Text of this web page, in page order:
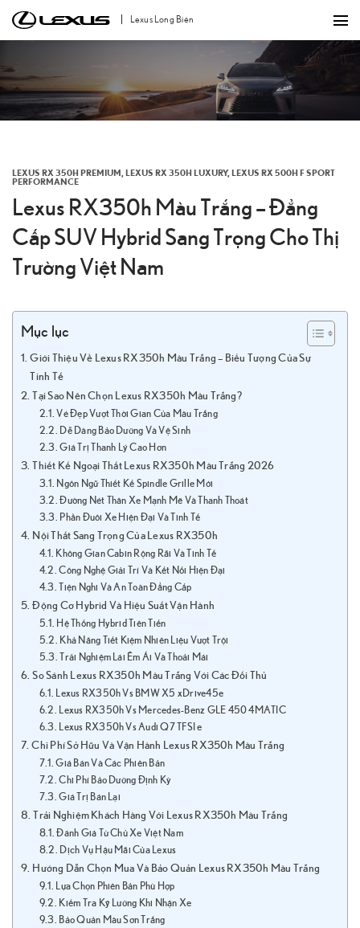
qua
dung
Lexus Long Biên
LEXUS RX 350H PREMIUM LEXUS RX 350H LUXURY,
LEXUS RX 500H F SPORT
PERFORMANCE
Lexus RX350h Màu Trắng – Đẳng
Cấp SUV Hybrid Sang Trọng Cho Thị
Trường Việt Nam
Mục lục
Giới Thiệu Về Lexus RX350h Màu Trắng – Biểu Tượng Của Sự
Tinh Tế
Tại Sao Nên Chọn Lexus RX350h Màu Trắng?
Vẻ Đẹp Vượt Thời Gian Của Màu Trắng
Dễ Dàng Bảo Dưỡng Và Vệ Sinh
Giá Trị Thanh Lý Cao Hơn
Thiết Kế Ngoại Thất Lexus RX350h Màu Trắng 2026
Ngôn Ngữ Thiết Kế Spindle Grille Mới
Đường Nét Thân Xe Mạnh Mẽ Và Thanh Thoát
Phần Đuôi Xe Hiện Đại Và Tinh Tế
Nội Thất Sang Trọng Của Lexus RX350h
Không Gian Cabin Rộng Rãi Và Tinh Tế
Công Nghệ Giải Trí Và Kết Nối Hiện Đại
Tiện Nghi Và An Toàn Đẳng Cấp
Động Cơ Hybrid Và Hiệu Suất Vận Hành
Hệ Thống Hybrid Tiên Tiến
Khả Năng Tiết Kiệm Nhiên Liệu Vượt Trội
Trải Nghiệm Lái Êm Ái Và Thoải Mái
So Sánh Lexus RX350h Màu Trắng Với Các Đối Thủ
Lexus RX350h Vs BMW X5 xDrive45e
Lexus RX350h Vs Mercedes-Benz GLE 450 4MATIC
Lexus RX350h Vs Audi Q7 TFSI e
Chi Phí Sở Hữu Và Vận Hành Lexus RX350h Màu Trắng
Giá Bán Và Các Phiên Bản
Chi Phí Bảo Dưỡng Định Kỳ
Giá Trị Bán Lại
Trải Nghiệm Khách Hàng Với Lexus RX350h Màu Trắng
Đánh Giá Từ Chủ Xe Việt Nam
Dịch Vụ Hậu Mãi Của Lexus
Hướng Dẫn Chọn Mua Và Bảo Quản Lexus RX350h Màu Trắng
Lựa Chọn Phiên Bản Phù Hợp
Kiểm Tra Kỹ Lưỡng Khi Nhận Xe
Bảo Quản Màu Sơn Trắng